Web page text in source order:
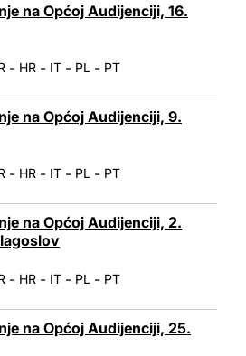
na Općoj Audijenciji, 16.
- HR - IT - PL - PT
na Općoj Audijenciji, 9.
- HR - IT - PL - PT
na Općoj Audijenciji, 2.
- HR - IT - PL - PT
na Općoj Audijenciji, 25.